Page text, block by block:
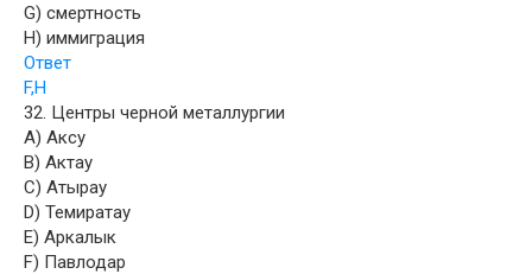
G) смертность
H) иммиграция
Ответ
F,H
32. Центры черной металлургии
A) Аксу
B) Актау
C) Атырау
D) Темиратау
E) Аркалык
F) Павлодар